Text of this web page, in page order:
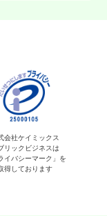
会社ケイミックス
リックビジネスは
イバシーマーク」を
得しております